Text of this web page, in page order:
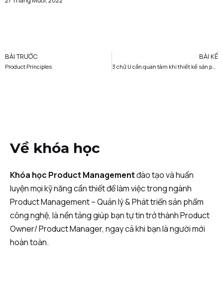
BÀI TRƯỚC
Product Principles
BÀI KẾ
3 chữ U cần quan tâm khi thiết kế sản phẩm
Về khóa học
Khóa học Product Managementđào tạo và huấn
luyện mọi kỹ năng cần thiết để làm việc trong ngành
Product Management – Quản lý & Phát triển sản phẩm
công nghệ, là nền tảng giúp bạn tự tin trở thành Product
Owner/ Product Manager, ngay cả khi bạn là người mới
hoàn toàn.